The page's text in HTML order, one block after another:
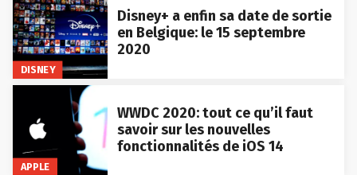
DISNEY
Disney+ a enfin sa date de sortie
en Belgique: le 15 septembre
2020
APPLE
WWDC 2020: tout ce qu’il faut
savoir sur les nouvelles
fonctionnalités de iOS 14